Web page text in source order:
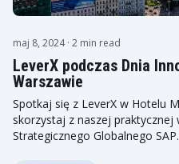
maj 8, 2024· 2 min read
LeverX podczas Dnia
Warszawie
Spotkaj się z LeverX w Hotelu
skorzystaj z naszej praktycznej
Strategicznego Globalnego SAP.